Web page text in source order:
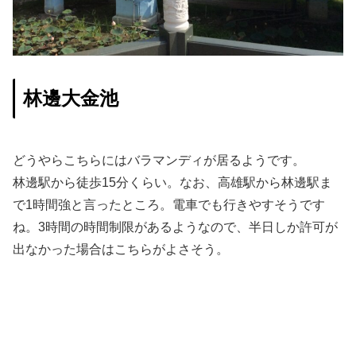
林邊大金池
どうやらこちらにはバラマンディが居るようです。
林邊駅から徒歩15分くらい。なお、高雄駅から林邊駅ま
で1時間強と言ったところ。電車でも行きやすそうです
ね。3時間の時間制限があるようなので、半日しか許可が
出なかった場合はこちらがよさそう。